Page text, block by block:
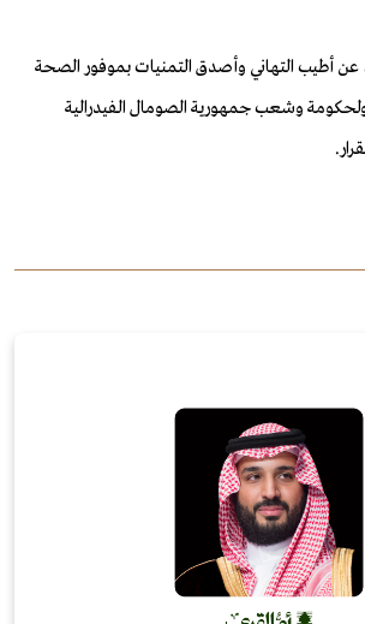
أطيب التهاني وأصدق التمنيات بموفور الصحة
وشعب جمهورية الصومال الفيدرالية